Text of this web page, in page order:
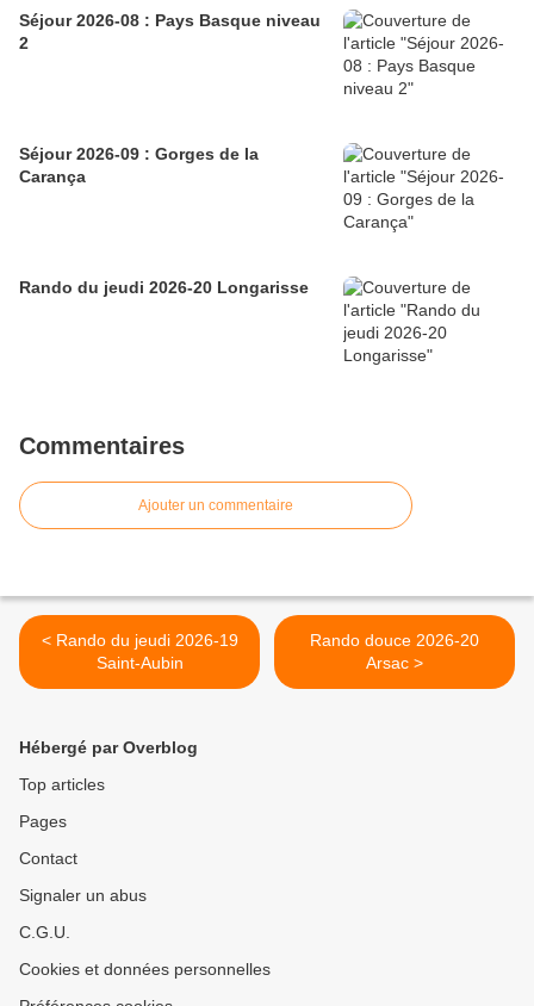
Séjour 2026-08 : Pays Basque niveau
2
Séjour 2026-09 : Gorges de la
Carança
Rando du jeudi 2026-20 Longarisse
Commentaires
Ajouter un commentaire
< Rando du jeudi 2026-19
Saint-Aubin
Rando douce 2026-20
Arsac >
Hébergé par Overblog
Top articles
Pages
Contact
Signaler un abus
C.G.U.
Cookies et données personnelles